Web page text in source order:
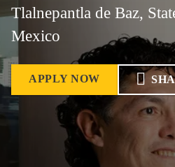
Tlalnepantla de Baz,
Mexico
APPLY NOW